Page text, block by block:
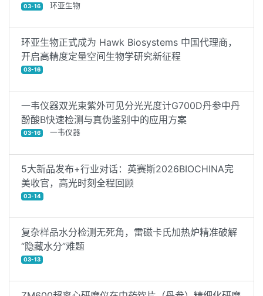
03-16 环亚生物
环亚生物正式成为 Hawk Biosystems 中国代理商，
开启高精度定量空间生物学研究新征程
03-16
一韦仪器双光束紫外可见分光光度计G700D丹参中丹
酚酸B快速检测与真伪鉴别中的应用方案
03-16 一韦仪器
5大新品发布+行业对话：英赛斯2026BIOCHINA完
美收官，高光时刻全程回顾
03-14
复杂样品水分检测无死角，雷磁卡氏加热炉精准破解
“隐藏水分”难题
03-13